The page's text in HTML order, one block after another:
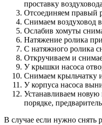
проставку воздуховода
Отсоединяем правый
Снимаем воздуховод
Ослабив хомуты
Натяжение ролика
С натяжного ролика
Откручиваем и
У крышки насоса
Снимаем крыльчатку
У корпуса насоса
Устанавливаем
порядке,
В случае если нужно снять